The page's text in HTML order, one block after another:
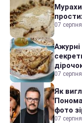
Мурахи
07
Ажурні
07
Як
фото
07